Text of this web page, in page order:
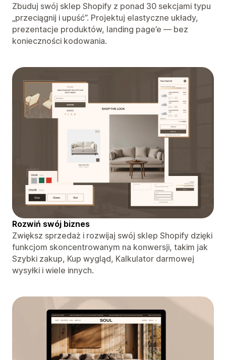
Zbuduj swój sklep Shopify z ponad 30 sekcjami typu
„przeciągnij i upuść”. Projektuj elastyczne układy,
prezentacje produktów, landing page’e — bez
konieczności kodowania.
Rozwiń swój biznes
Zwiększ sprzedaż i rozwijaj swój sklep Shopify dzięki
funkcjom skoncentrowanym na konwersji, takim jak
Szybki zakup, Kup wygląd, Kalkulator darmowej
wysyłki i wiele innych.